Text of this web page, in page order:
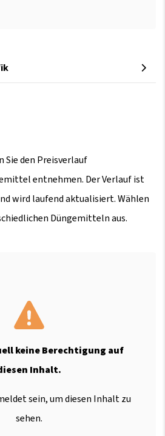
Sie den Preisverlauf
entnehmen. Der Verlauf ist
wird laufend aktualisiert. Wählen
Düngemitteln aus.
keine Berechtigung auf
Inhalt.
sein, um diesen Inhalt zu
sehen.